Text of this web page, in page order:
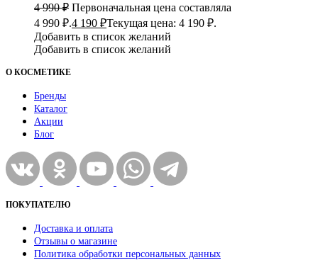
4 990₽ Первоначальная цена составляла
4 990 ₽.4 190 ₽Текущая цена: 4 190 ₽.
Добавить в список желаний
Добавить в список желаний
О КОСМЕТИКЕ
Бренды
Каталог
Акции
Блог
ПОКУПАТЕЛЮ
Доставка и оплата
Отзывы о магазине
Политика обработки персональных данных